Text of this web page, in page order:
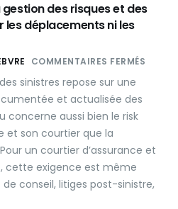
des risques et des
les déplacements ni les
COMMENTAIRES FERMÉS
sinistres repose sur une
et actualisée des
concerne aussi bien le risk
et son courtier que la
un courtier d’assurance et
cette exigence est même
conseil, litiges post-sinistre,